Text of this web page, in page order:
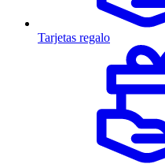
Tarjetas regalo